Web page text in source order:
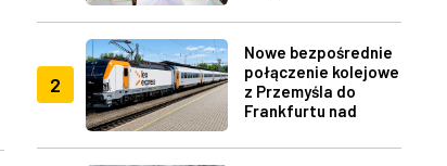
2
Nowe bezpośrednie
połączenie kolejowe
z Przemyśla do
Frankfurtu nad